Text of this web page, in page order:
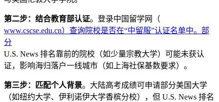
第二步：结合教育部认证。登录中国留学网（
www.cscse.edu.cn）查询院校是否在“中留服”认证名单中。部
分
U.S. News 排名靠前的院校（如少量宗教大学）可能未获认
证，影响海归落户一线城市（如上海社保基数要求）。
第三步：匹配个人背景。大陆高考成绩可申请部分美国大学
（如纽约大学、伊利诺伊大学香槟分校），但 U.S. News 排名